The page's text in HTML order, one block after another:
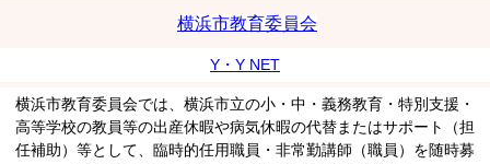
横浜市教育委員会
Y・Y NET
横浜市教育委員会では、横浜市立の小・中・義務教育・特別支援・
高等学校の教員等の出産休暇や病気休暇の代替またはサポート（担
任補助）等として、臨時的任用職員・非常勤講師（職員）を随時募